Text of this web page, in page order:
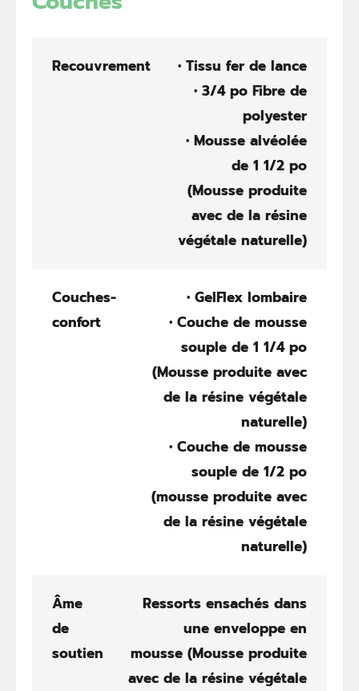
Recouvrement
• Tissu fer de lance
• 3/4 po Fibre de
polyester
• Mousse alvéolée
de 1 1/2 po
(Mousse produite
avec de la résine
végétale naturelle)
Couches-
confort
• GelFlex lombaire
• Couche de mousse
souple de 1 1/4 po
(Mousse produite avec
de la résine végétale
naturelle)
• Couche de mousse
souple de 1/2 po
(mousse produite avec
de la résine végétale
naturelle)
Âme
de
soutien
Ressorts ensachés dans
une enveloppe en
mousse (Mousse produite
avec de la résine végétale